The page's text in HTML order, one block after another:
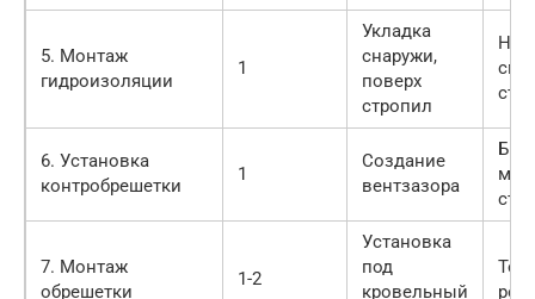
5. Монтаж
гидроизоляции
1
Укладка
снаружи,
поверх
стропил
см,
6. Установка
контробрешетки
1
Создание
вентзазора
мм
7. Монтаж
обрешетки
1-2
Установка
под
кровельный